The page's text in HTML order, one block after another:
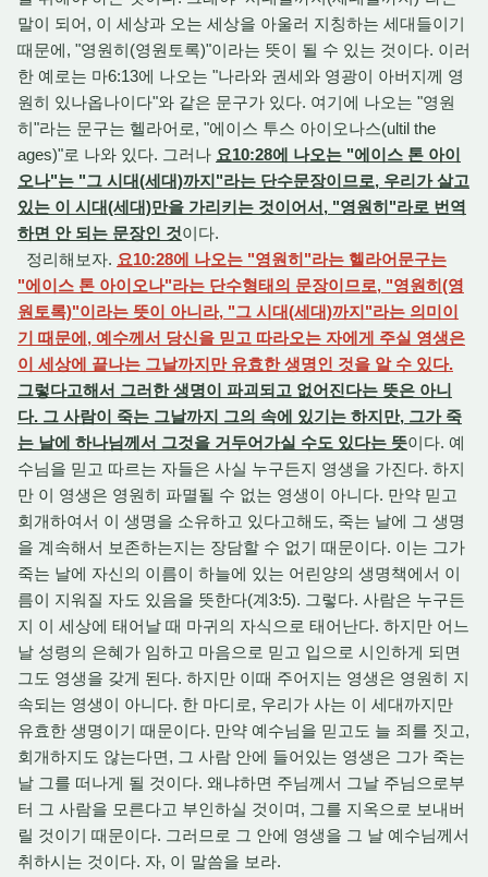
말이 되어, 이 세상과 오는 세상을 아울러 지칭하는 세대들이기
때문에, "영원히(영원토록)"이라는 뜻이 될 수 있는 것이다. 이러
한 예로는 마6:13에 나오는 "나라와 권세와 영광이 아버지께 영
원히 있나옵나이다"와 같은 문구가 있다. 여기에 나오는 "영원
히"라는 문구는 헬라어로, "에이스 투스 아이오나스(ultil the
ages)"로 나와 있다. 그러나 요10:28에 나오는 "에이스 톤 아이
오나"는 "그 시대(세대)까지"라는 단수문장이므로, 우리가 살고
있는 이 시대(세대)만을 가리키는 것이어서, "영원히"라로 번역
하면 안 되는 문장인 것이다.
정리해보자. 요10:28에 나오는 "영원히"라는 헬라어문구는
"에이스 톤 아이오나"라는 단수형태의 문장이므로, "영원히(영
원토록)"이라는 뜻이 아니라, "그 시대(세대)까지"라는 의미이
기 때문에, 예수께서 당신을 믿고 따라오는 자에게 주실 영생은
이 세상에 끝나는 그날까지만 유효한 생명인 것을 알 수 있다.
그렇다고해서 그러한 생명이 파괴되고 없어진다는 뜻은 아니
다. 그 사람이 죽는 그날까지 그의 속에 있기는 하지만, 그가 죽
는 날에 하나님께서 그것을 거두어가실 수도 있다는 뜻이다. 예
수님을 믿고 따르는 자들은 사실 누구든지 영생을 가진다. 하지
만 이 영생은 영원히 파멸될 수 없는 영생이 아니다. 만약 믿고
회개하여서 이 생명을 소유하고 있다고해도, 죽는 날에 그 생명
을 계속해서 보존하는지는 장담할 수 없기 때문이다. 이는 그가
죽는 날에 자신의 이름이 하늘에 있는 어린양의 생명책에서 이
름이 지워질 자도 있음을 뜻한다(계3:5). 그렇다. 사람은 누구든
지 이 세상에 태어날 때 마귀의 자식으로 태어난다. 하지만 어느
날 성령의 은혜가 임하고 마음으로 믿고 입으로 시인하게 되면
그도 영생을 갖게 된다. 하지만 이때 주어지는 영생은 영원히 지
속되는 영생이 아니다. 한 마디로, 우리가 사는 이 세대까지만
유효한 생명이기 때문이다. 만약 예수님을 믿고도 늘 죄를 짓고,
회개하지도 않는다면, 그 사람 안에 들어있는 영생은 그가 죽는
날 그를 떠나게 될 것이다. 왜냐하면 주님께서 그날 주님으로부
터 그 사람을 모른다고 부인하실 것이며, 그를 지옥으로 보내버
릴 것이기 때문이다. 그러므로 그 안에 영생을 그 날 예수님께서
취하시는 것이다. 자, 이 말씀을 보라.